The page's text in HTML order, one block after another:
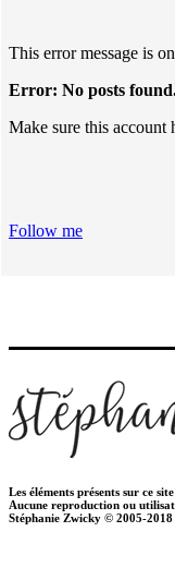
This error message is
Error: No posts
Make sure this account
Follow me
Les éléments présents sur ce
Aucune reproduction ou
Stéphanie Zwicky © 2005-